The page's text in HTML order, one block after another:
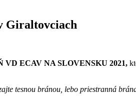
Giraltovciach
ECAV NA SLOVENSKU 2021,
tesnou bránou, lebo priestranná